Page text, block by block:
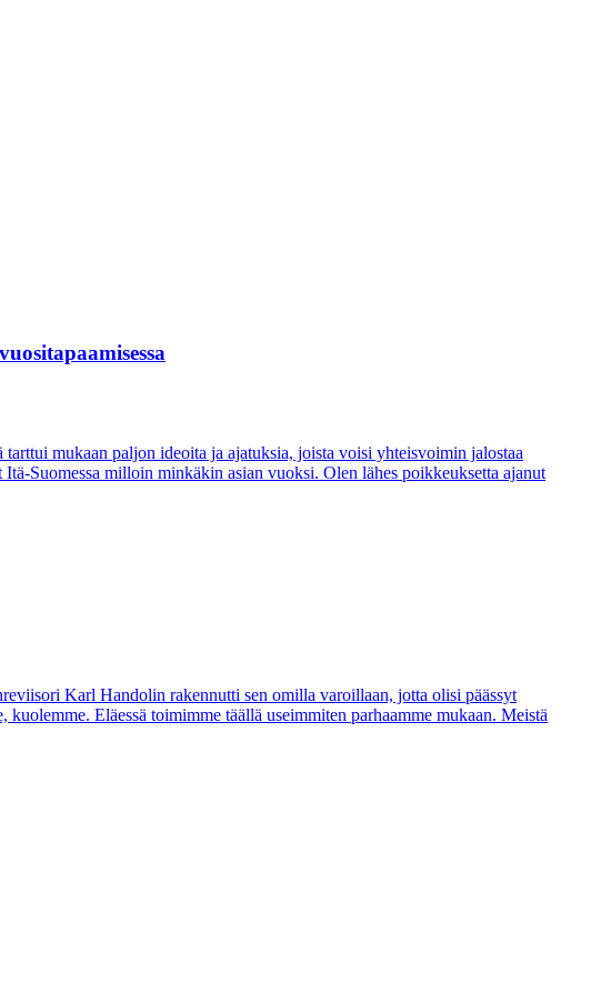
mukaan paljon ideoita ja ajatuksia, joista voisi yhteisvoimin jalostaa
Suomessa milloin minkäkin asian vuoksi. Olen lähes poikkeuksetta ajanut
Karl Handolin rakennutti sen omilla varoillaan, jotta olisi päässyt
Eläessä toimimme täällä useimmiten parhaamme mukaan. Meistä